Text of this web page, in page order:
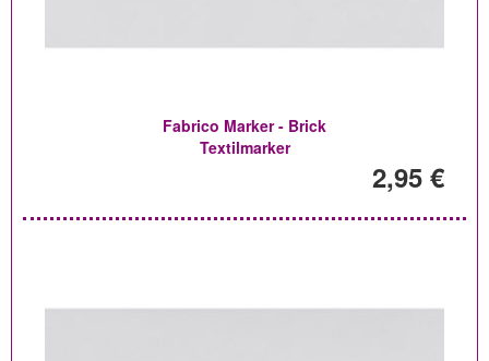
Fabrico Marker - Brick
Textilmarker
2,95 €